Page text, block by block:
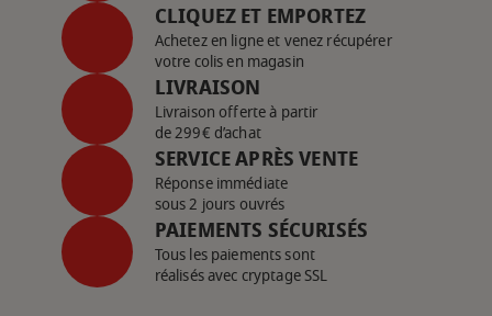
CLIQUEZ ET EMPORTEZ
Achetez en ligne et venez récupérer
votre colis en magasin
LIVRAISON
Livraison offerte à partir
de 299€ d’achat
SERVICE APRÈS VENTE
Réponse immédiate
sous 2 jours ouvrés
PAIEMENTS SÉCURISÉS
Tous les paiements sont
réalisés avec cryptage SSL